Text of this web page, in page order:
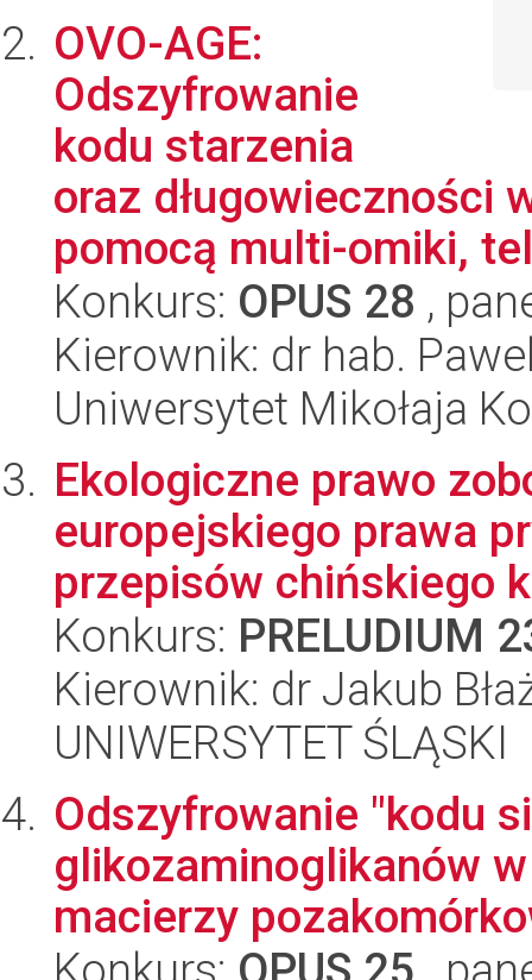
OVO-AGE:
Odszyfrowanie
kodu starzenia
oraz długowieczności
pomocą multi-omiki,
Konkurs: OPUS 28 ,
Kierownik: dr hab.
Uniwersytet Mikołaja
Ekologiczne prawo
europejskiego prawa
przepisów chińskiego
Konkurs: PRELUDIUM
Kierownik: dr Jakub
UNIWERSYTET ŚLĄSKI
Odszyfrowanie "kodu
glikozaminoglikanów
macierzy